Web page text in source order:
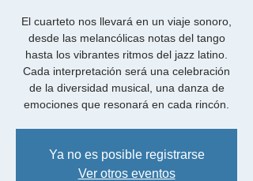
El cuarteto nos llevará en un viaje sonoro,
desde las melancólicas notas del tango
hasta los vibrantes ritmos del jazz latino.
Cada interpretación será una celebración
de la diversidad musical, una danza de
Ya no es posible registrarse
Ver otros eventos